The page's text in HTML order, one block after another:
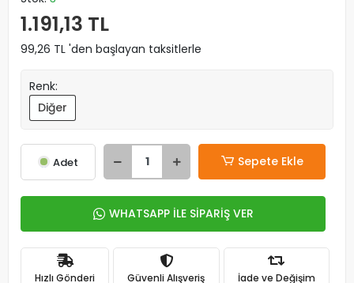
1.191,13 TL
99,26 TL 'den başlayan taksitlerle
Renk:
Diğer
Adet Sepete Ekle
WHATSAPP İLE SİPARİŞ VER
Hızlı Gönderi Güvenli Alışveriş İade ve Değişim